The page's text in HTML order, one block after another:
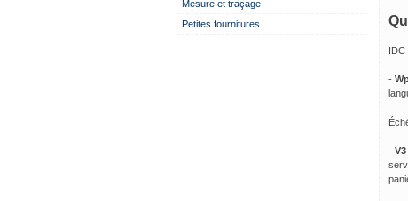
Mesure et traçage
Petites fournitures
IDC
-
-